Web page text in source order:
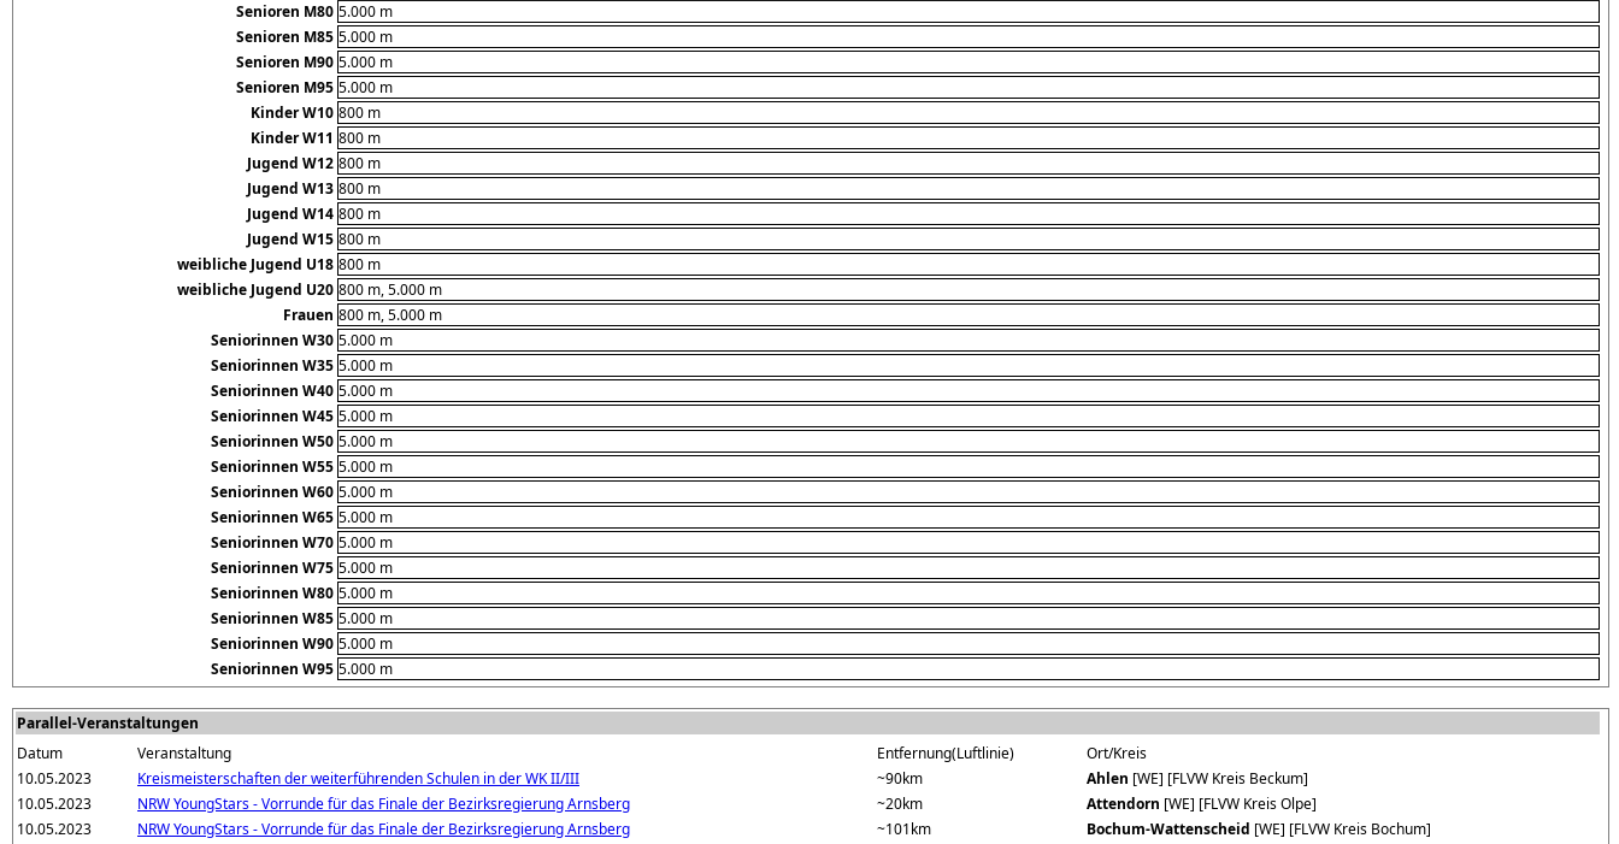
Senioren M80 5.000 m
Senioren M85 5.000 m
Senioren M90 5.000 m
Senioren M95 5.000 m
Kinder W10 800 m
Kinder W11 800 m
Jugend W12 800 m
Jugend W13 800 m
Jugend W14 800 m
Jugend W15 800 m
weibliche Jugend U18 800 m
weibliche Jugend U20 800 m, 5.000 m
Frauen 800 m, 5.000 m
Seniorinnen W30 5.000 m
Seniorinnen W35 5.000 m
Seniorinnen W40 5.000 m
Seniorinnen W45 5.000 m
Seniorinnen W50 5.000 m
Seniorinnen W55 5.000 m
Seniorinnen W60 5.000 m
Seniorinnen W65 5.000 m
Seniorinnen W70 5.000 m
Seniorinnen W75 5.000 m
Seniorinnen W80 5.000 m
Seniorinnen W85 5.000 m
Seniorinnen W90 5.000 m
Seniorinnen W95 5.000 m
Parallel-Veranstaltungen
Datum
Veranstaltung Entfernung(Luftlinie)
Ort/Kreis
10.05.2023
Kreismeisterschaften der weiterführenden Schulen in der WK II/III ~90km Ahlen [WE] [FLVW Kreis Beckum]
10.05.2023
NRW YoungStars - Vorrunde für das Finale der Bezirksregierung Arnsberg ~20km Attendorn [WE] [FLVW Kreis Olpe]
10.05.2023
NRW YoungStars - Vorrunde für das Finale der Bezirksregierung Arnsberg ~101km Bochum-Wattenscheid [WE] [FLVW Kreis Bochum]